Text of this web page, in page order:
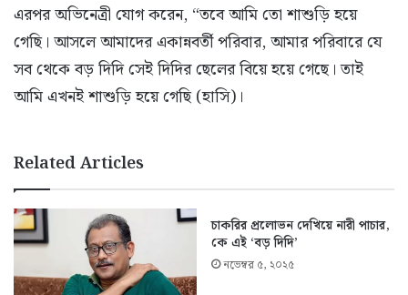
এরপর অভিনেত্রী যোগ করেন, “তবে আমি তো শাশুড়ি হয়ে
গেছি। আসলে আমাদের একান্নবর্তী পরিবার, আমার পরিবারে যে
সব থেকে বড় দিদি সেই দিদির ছেলের বিয়ে হয়ে গেছে। তাই
আমি এখনই শাশুড়ি হয়ে গেছি (হাসি)।
Related Articles
চাকরির প্রলোভন দেখিয়ে নারী পাচার,
কে এই ‘বড় দিদি’
নভেম্বর ৫, ২০২৫